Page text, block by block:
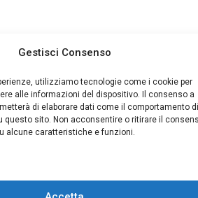
Gestisci Consenso
utilizziamo tecnologie come i cookie per
alle informazioni del dispositivo. Il consenso a
di elaborare dati come il comportamento di
questo sito. Non acconsentire o ritirare il
alcune caratteristiche e funzioni.